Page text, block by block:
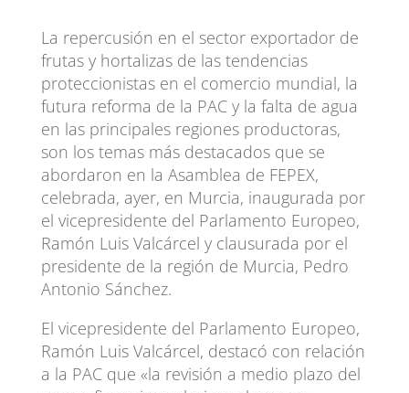
La repercusión en el sector exportador de
frutas y hortalizas de las tendencias
proteccionistas en el comercio mundial, la
futura reforma de la PAC y la falta de agua
en las principales regiones productoras,
son los temas más destacados que se
abordaron en la Asamblea de FEPEX,
celebrada, ayer, en Murcia, inaugurada por
el vicepresidente del Parlamento Europeo,
Ramón Luis Valcárcel y clausurada por el
presidente de la región de Murcia, Pedro
Antonio Sánchez.
El vicepresidente del Parlamento Europeo,
Ramón Luis Valcárcel, destacó con relación
a la PAC que «la revisión a medio plazo del